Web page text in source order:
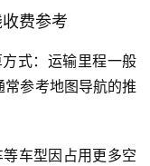
费参考
式：运输里程一般
参考地图导航的推
车型因占用更多空